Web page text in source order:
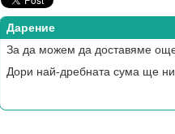
Дарение
За да можем да доставяме
Дори най-дребната сума ще